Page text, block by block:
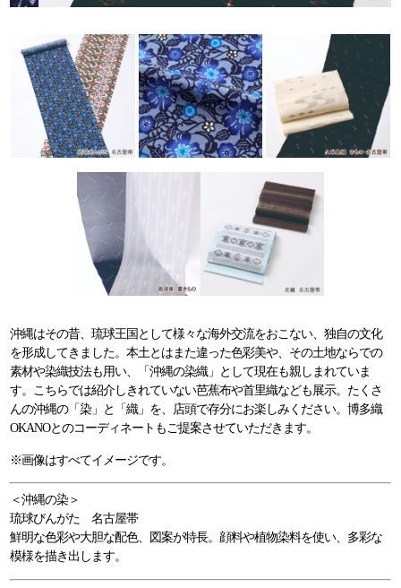
沖縄はその昔、琉球王国として様々な海外交流をおこない、独自の文化
を形成してきました。本土とはまた違った色彩美や、その土地ならでの
素材や染織技法も用い、「沖縄の染織」として現在も親しまれていま
す。こちらでは紹介しきれていない芭蕉布や首里織なども展示。たくさ
んの沖縄の「染」と「織」を、店頭で存分にお楽しみください。博多織
OKANOとのコーディネートもご提案させていただきます。
※画像はすべてイメージです。
＜沖縄の染＞
琉球びんがた 名古屋帯
鮮明な色彩や大胆な配色、図案が特長。顔料や植物染料を使い、多彩な
模様を描き出します。